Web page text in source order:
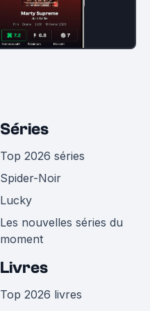
Séries
Top 2026 séries
Spider-Noir
Lucky
Les nouvelles séries du
moment
Livres
Top 2026 livres